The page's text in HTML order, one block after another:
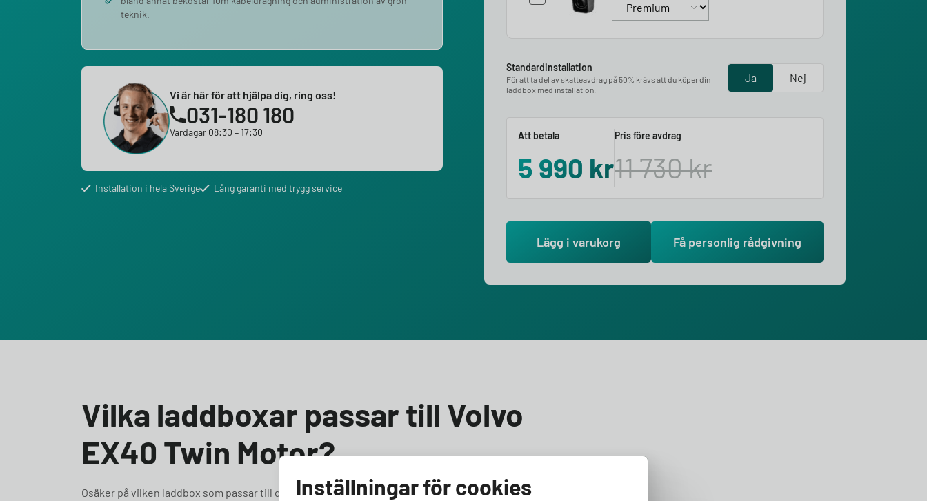
teknik.
Vi är här för att hjälpa dig, ring oss!
031-180 180
Vardagar 08:30 – 17:30
Installation i hela Sverige Lång garanti med trygg service
Standardinstallation
För att ta del av skatteavdrag på 50% krävs att du köper din
laddbox med installation.
Ja Nej
Att betala
5 990 kr
Pris före avdrag
11 730kr
Lägg i varukorg Få personlig rådgivning
Vilka laddboxar passar till Volvo
EX40 Twin Motor?
Osäker på vilken laddbox som passar till din Volvo EX40 Twin Motor? Vi hjälper dig välja rätt! Till Volvo
Inställningar för cookies